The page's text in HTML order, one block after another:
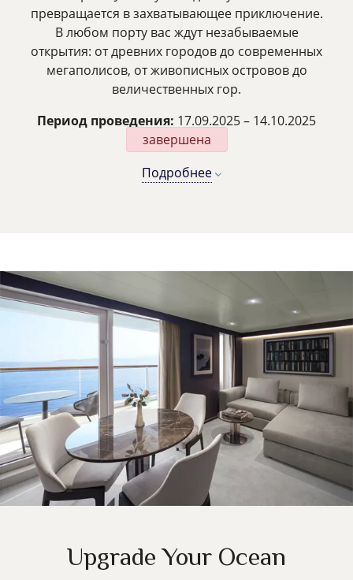
превращается в захватывающее приключение.
В любом порту вас ждут незабываемые
открытия: от древних городов до современных
мегаполисов, от живописных островов до
величественных гор.
Период проведения: 17.09.2025 – 14.10.2025
завершена
Подробнее
Upgrade Your Ocean